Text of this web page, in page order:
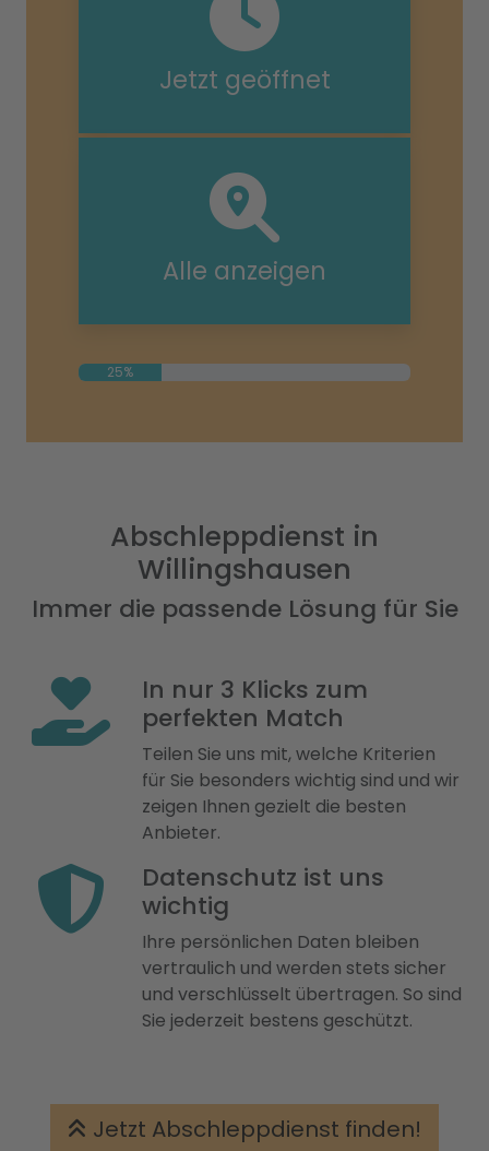
Jetzt geöffnet
Alle anzeigen
25%
Abschleppdienst in
Willingshausen
Immer die passende Lösung für Sie
In nur 3 Klicks zum
perfekten Match
Teilen Sie uns mit, welche Kriterien
für Sie besonders wichtig sind und wir
zeigen Ihnen gezielt die besten
Anbieter.
Datenschutz ist uns
wichtig
Ihre persönlichen Daten bleiben
vertraulich und werden stets sicher
und verschlüsselt übertragen. So sind
Sie jederzeit bestens geschützt.
Jetzt Abschleppdienst finden!